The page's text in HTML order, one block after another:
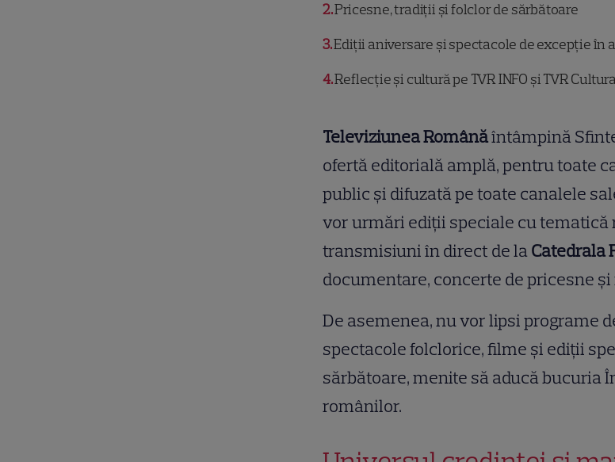
2Pricesne, tradiții și folclor de sărbătoare
3Ediții aniversare și spectacole de excepție în
4Reflecție și cultură pe TVR INFO și TVR
Televiziunea Românăîntâmpină
ofertă editorială amplă, pentru toate
public și difuzată pe toate canalele
vor urmări ediții speciale cu tematică
transmisiuni în direct de laCatedrala
documentare, concerte de pricesne
De asemenea, nu vor lipsi programe
spectacole folclorice, filme și ediții
sărbătoare, menite să aducă bucuria
românilor.